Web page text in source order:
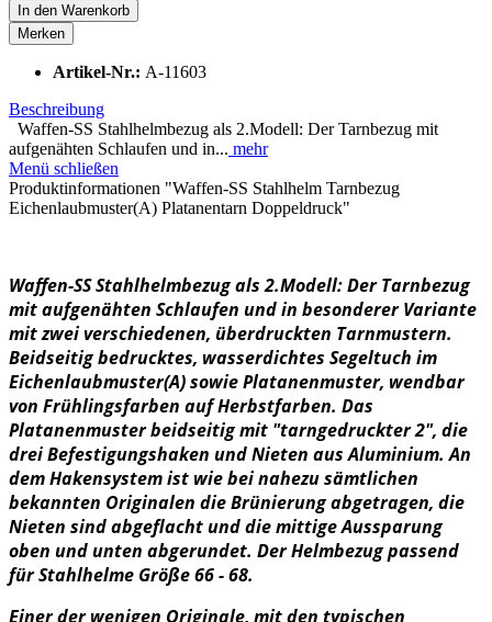
In den Warenkorb
Merken
Artikel-Nr.: A-11603
Beschreibung
Waffen-SS Stahlhelmbezug als 2.Modell: Der Tarnbezug mit
aufgenähten Schlaufen und in... mehr
Menü schließen
Produktinformationen "Waffen-SS Stahlhelm Tarnbezug
Eichenlaubmuster(A) Platanentarn Doppeldruck"
Waffen-SS Stahlhelmbezug als 2.Modell: Der Tarnbezug
mit aufgenähten Schlaufen und in besonderer Variante
mit zwei verschiedenen, überdruckten Tarnmustern.
Beidseitig bedrucktes, wasserdichtes Segeltuch im
Eichenlaubmuster(A) sowie Platanenmuster, wendbar
von Frühlingsfarben auf Herbstfarben. Das
Platanenmuster beidseitig mit "tarngedruckter 2", die
drei Befestigungshaken und Nieten aus Aluminium. An
dem Hakensystem ist wie bei nahezu sämtlichen
bekannten Originalen die Brünierung abgetragen, die
Nieten sind abgeflacht und die mittige Aussparung
oben und unten abgerundet. Der Helmbezug passend
für Stahlhelme Größe 66 - 68.
Einer der wenigen Originale, mit den typischen